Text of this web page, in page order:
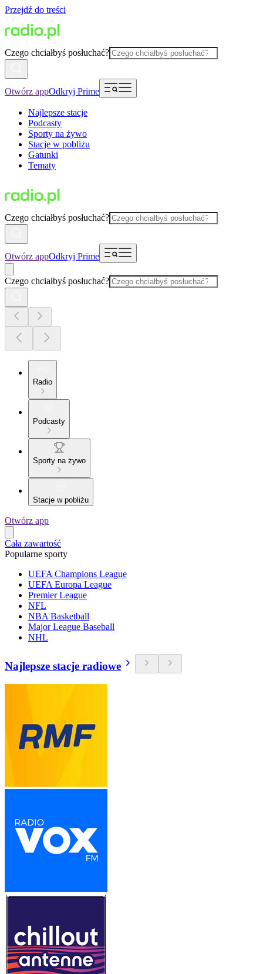
Przejdź do treści
Czego chciałbyś posłuchać?
Otwórz appOdkryj Prime
Najlepsze stacje
Podcasty
Sporty na żywo
Stacje w pobliżu
Gatunki
Tematy
Czego chciałbyś posłuchać?
Otwórz appOdkryj Prime
Czego chciałbyś posłuchać?
Radio
Podcasty
Sporty na żywo
Stacje w pobliżu
Otwórz app
Cała zawartość
Popularne sporty
UEFA Champions League
UEFA Europa League
Premier League
NFL
NBA Basketball
Major League Baseball
NHL
Najlepsze stacje radiowe